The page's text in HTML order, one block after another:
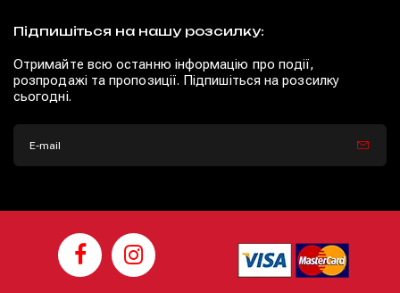
Підпишіться на нашу розсилку:
Отримайте всю останню інформацію про події,
розпродажі та пропозиції. Підпишіться на розсилку
сьогодні.